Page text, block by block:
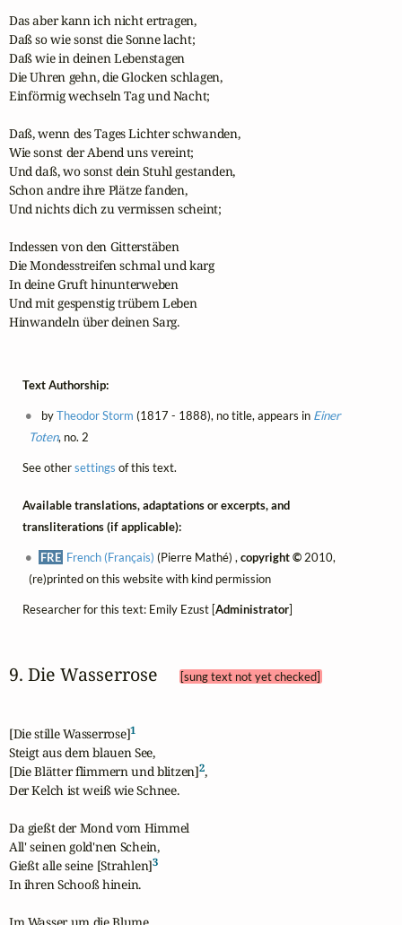
Das aber kann ich nicht ertragen,
Daß so wie sonst die Sonne lacht;
Daß wie in deinen Lebenstagen
Die Uhren gehn, die Glocken schlagen,
Einförmig wechseln Tag und Nacht;
Daß, wenn des Tages Lichter schwanden,
Wie sonst der Abend uns vereint;
Und daß, wo sonst dein Stuhl gestanden,
Schon andre ihre Plätze fanden,
Und nichts dich zu vermissen scheint;
Indessen von den Gitterstäben
Die Mondesstreifen schmal und karg
In deine Gruft hinunterweben
Und mit gespenstig trübem Leben
Hinwandeln über deinen Sarg.
Text Authorship:
byTheodor Storm (1817 - 1888), no title, appears in Einer
Toten, no. 2
See othersettings of this text.
Available translations, adaptations or excerpts, and
transliterations (if applicable):
FRE French (Français) (Pierre Mathé) ,copyright ©2010,
(re)printed on this website with kind permission
Researcher for this text: Emily Ezust [Administrator]
9. Die Wasserrose [sung text not yet checked]
[Die stille Wasserrose]1
Steigt aus dem blauen See,
[Die Blätter flimmern und blitzen]2,
Der Kelch ist weiß wie Schnee.
Da gießt der Mond vom Himmel
All' seinen gold'nen Schein,
Gießt alle seine [Strahlen]3
In ihren Schooß hinein.